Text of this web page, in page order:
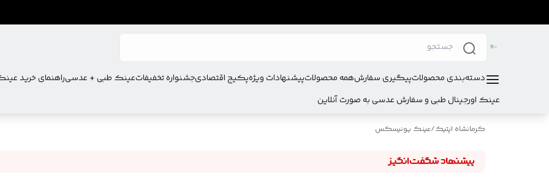
دسته‌بندی محصولاتپیگیری سفارشهمه محصولاتپیشنهادات ویژهپکیج اقتصادیجشنواره تخفیفاتعینک طبی + عدسیراهنمای خرید
عینک اورجینال طبی و سفارش عدسی به صورت آنلاین
کرمانشاه اپتیک/عینک یونیسکس